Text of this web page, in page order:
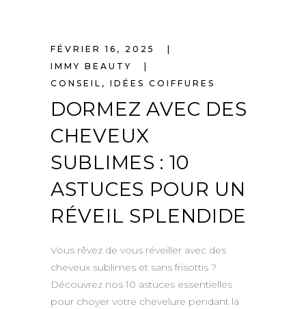
FÉVRIER 16, 2025
IMMY BEAUTY
CONSEIL , IDÉES COIFFURES
DORMEZ AVEC DES
CHEVEUX
SUBLIMES : 10
ASTUCES POUR UN
RÉVEIL SPLENDIDE
Vous rêvez de vous réveiller avec des
cheveux sublimes et sans frisottis ?
Découvrez nos 10 astuces essentielles
pour choyer votre chevelure pendant la